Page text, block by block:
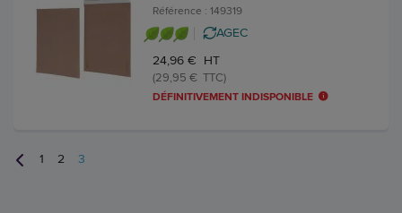
Référence : 149319
AGEC
24,96 € HT
(29,95 € TTC)
DÉFINITIVEMENT INDISPONIBLE
1 2 3